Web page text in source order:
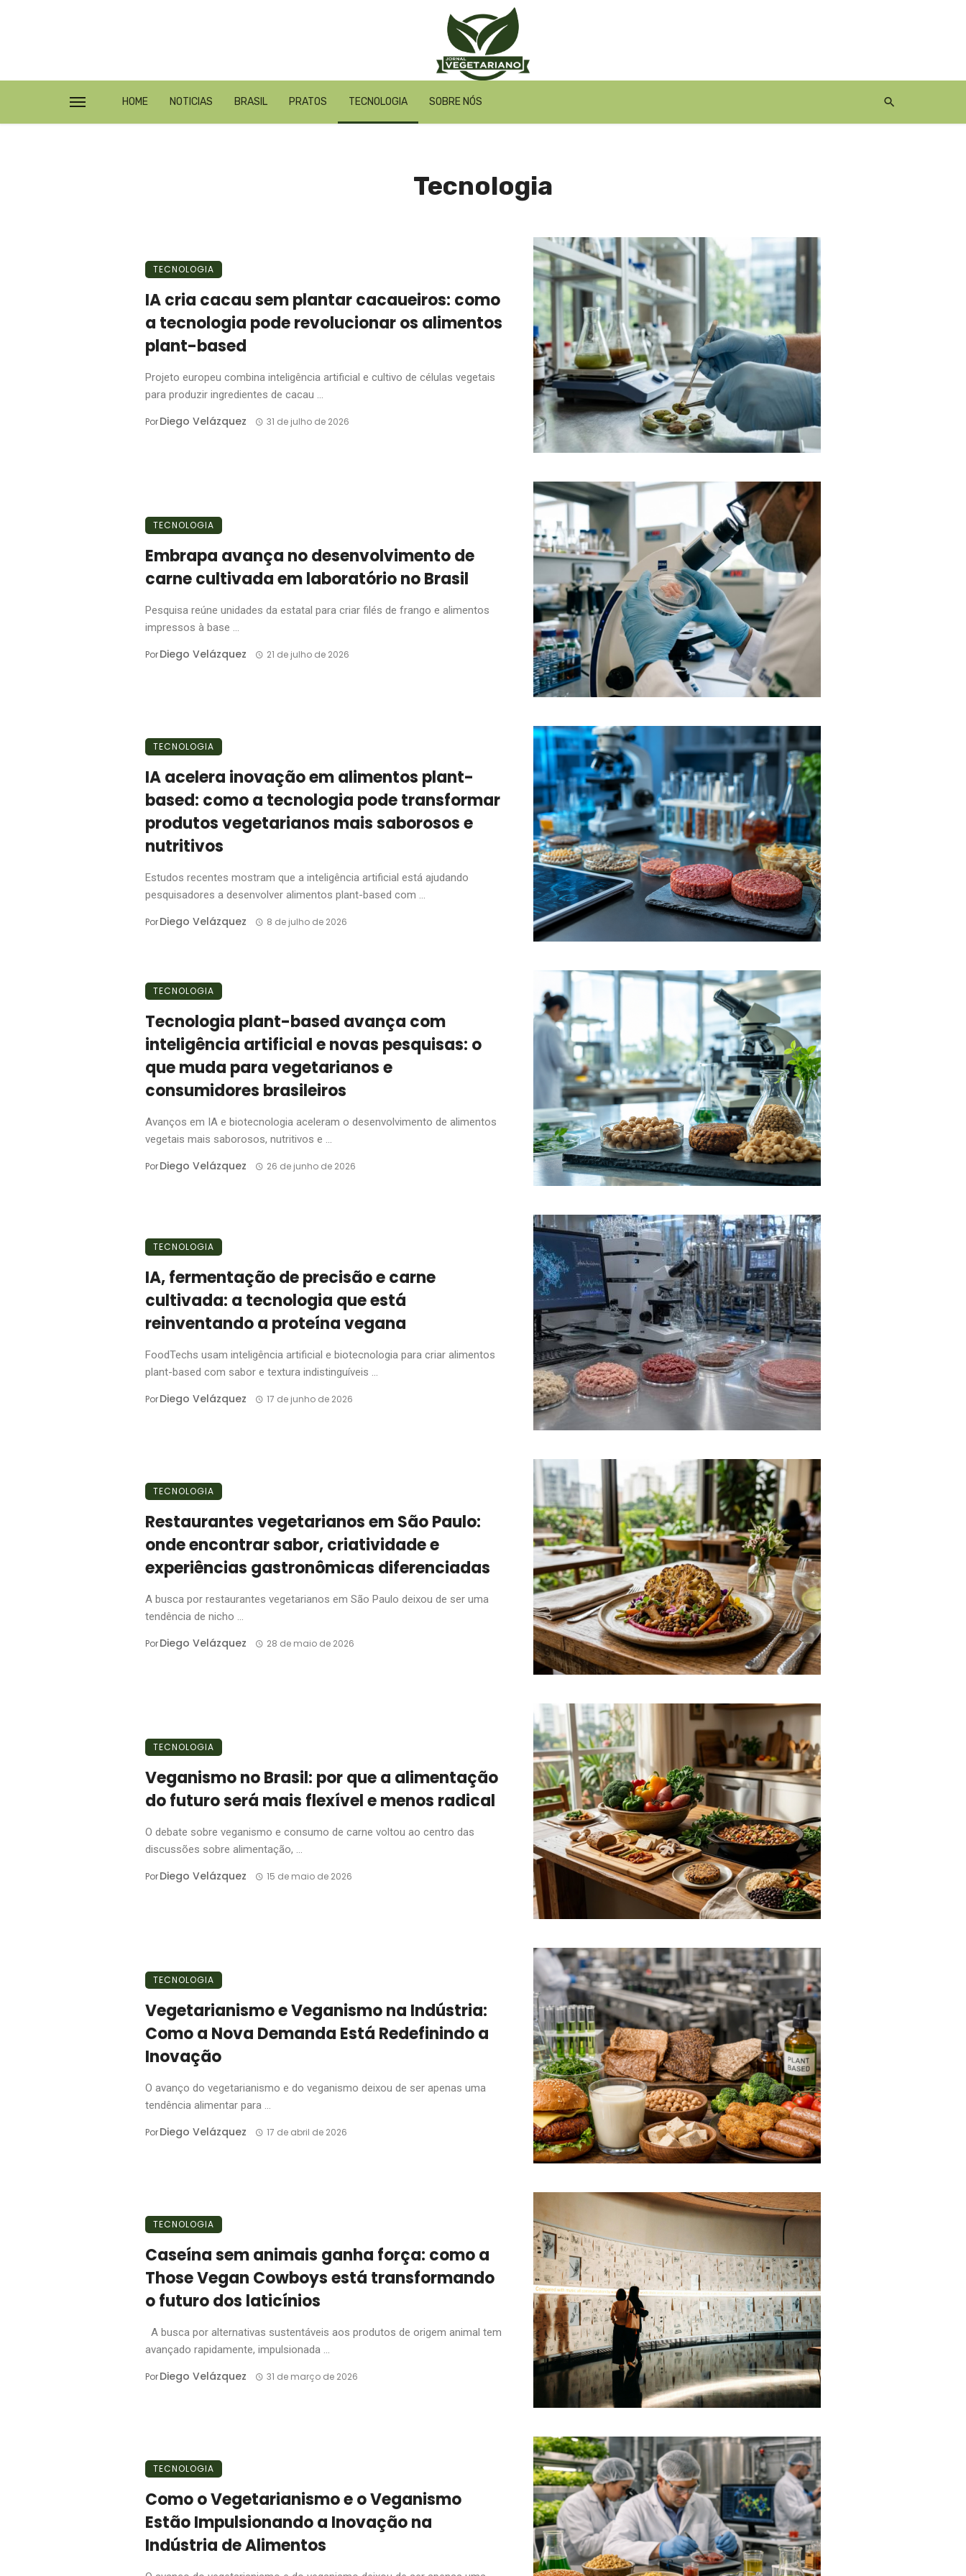
HOME NOTICIAS BRASIL PRATOS TECNOLOGIA SOBRE NÓS
Tecnologia
TECNOLOGIA
IA cria cacau sem plantar cacaueiros: como
a tecnologia pode revolucionar os alimentos
plant-based
Projeto europeu combina inteligência artificial e cultivo de células vegetais
para produzir ingredientes de cacau ...
PorDiego Velázquez 31 de julho de 2026
TECNOLOGIA
Embrapa avança no desenvolvimento de
carne cultivada em laboratório no Brasil
Pesquisa reúne unidades da estatal para criar filés de frango e alimentos
impressos à base ...
PorDiego Velázquez 21 de julho de 2026
TECNOLOGIA
IA acelera inovação em alimentos plant-
based: como a tecnologia pode transformar
produtos vegetarianos mais saborosos e
nutritivos
Estudos recentes mostram que a inteligência artificial está ajudando
pesquisadores a desenvolver alimentos plant-based com ...
PorDiego Velázquez 8 de julho de 2026
TECNOLOGIA
Tecnologia plant-based avança com
inteligência artificial e novas pesquisas: o
que muda para vegetarianos e
consumidores brasileiros
Avanços em IA e biotecnologia aceleram o desenvolvimento de alimentos
vegetais mais saborosos, nutritivos e ...
PorDiego Velázquez 26 de junho de 2026
TECNOLOGIA
IA, fermentação de precisão e carne
cultivada: a tecnologia que está
reinventando a proteína vegana
FoodTechs usam inteligência artificial e biotecnologia para criar alimentos
plant-based com sabor e textura indistinguíveis ...
PorDiego Velázquez 17 de junho de 2026
TECNOLOGIA
Restaurantes vegetarianos em São Paulo:
onde encontrar sabor, criatividade e
experiências gastronômicas diferenciadas
A busca por restaurantes vegetarianos em São Paulo deixou de ser uma
tendência de nicho ...
PorDiego Velázquez 28 de maio de 2026
TECNOLOGIA
Veganismo no Brasil: por que a alimentação
do futuro será mais flexível e menos radical
O debate sobre veganismo e consumo de carne voltou ao centro das
discussões sobre alimentação, ...
PorDiego Velázquez 15 de maio de 2026
TECNOLOGIA
Vegetarianismo e Veganismo na Indústria:
Como a Nova Demanda Está Redefinindo a
Inovação
O avanço do vegetarianismo e do veganismo deixou de ser apenas uma
tendência alimentar para ...
PorDiego Velázquez 17 de abril de 2026
TECNOLOGIA
Caseína sem animais ganha força: como a
Those Vegan Cowboys está transformando
o futuro dos laticínios
A busca por alternativas sustentáveis aos produtos de origem animal tem
avançado rapidamente, impulsionada ...
PorDiego Velázquez 31 de março de 2026
TECNOLOGIA
Como o Vegetarianismo e o Veganismo
Estão Impulsionando a Inovação na
Indústria de Alimentos